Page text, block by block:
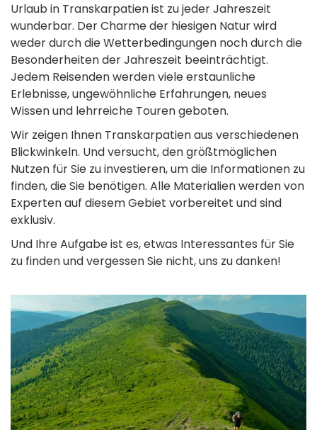
Urlaub in Transkarpatien ist zu jeder Jahreszeit
wunderbar. Der Charme der hiesigen Natur wird
weder durch die Wetterbedingungen noch durch die
Besonderheiten der Jahreszeit beeinträchtigt.
Jedem Reisenden werden viele erstaunliche
Erlebnisse, ungewöhnliche Erfahrungen, neues
Wissen und lehrreiche Touren geboten.
Wir zeigen Ihnen Transkarpatien aus verschiedenen
Blickwinkeln. Und versucht, den größtmöglichen
Nutzen für Sie zu investieren, um die Informationen zu
finden, die Sie benötigen. Alle Materialien werden von
Experten auf diesem Gebiet vorbereitet und sind
exklusiv.
Und Ihre Aufgabe ist es, etwas Interessantes für Sie
zu finden und vergessen Sie nicht, uns zu danken!